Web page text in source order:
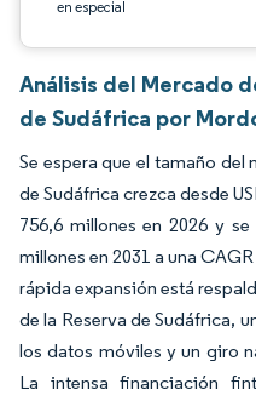
en especial
Análisis del Mercado
de Sudáfrica por
Se espera que el tamaño
de Sudáfrica crezca desde
756,6 millones en 2026 y
millones en 2031 a una
rápida expansión está
de la Reserva de Sudáfrica,
los datos móviles y un giro
La intensa financiación